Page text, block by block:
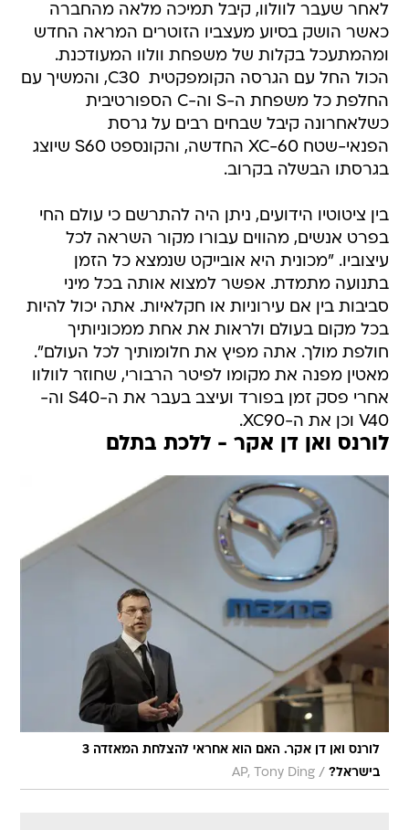
לאחר שעבר לוולוו, קיבל תמיכה מלאה מהחברה
כאשר הושק בסיוע מעצביו הזוטרים המראה החדש
ומהמתעכל בקלות של משפחת וולוו המעודכנת.
הכול החל עם הגרסה הקומפקטית  C30, והמשיך עם
החלפת כל משפחת ה-S וה-C הספורטיבית
כשלאחרונה קיבל שבחים רבים על גרסת
הפנאי-שטח XC-60 החדשה, והקונספט S60 שיוצג
בגרסתו הבשלה בקרוב.
בין ציטוטיו הידועים, ניתן היה להתרשם כי עולם החי 
בפרט אנשים, מהווים עבורו מקור השראה לכל
עיצוביו. "מכונית היא אובייקט שנמצא כל הזמן
בתנועה מתמדת. אפשר למצוא אותה בכל מיני
סביבות בין אם עירוניות או חקלאיות. אתה יכול להיות
בכל מקום בעולם ולראות את אחת ממכוניותיך
חולפת מולך. אתה מפיץ את חלומותיך לכל העולם".
מאטין מפנה את מקומו לפיטר הרבורי, שחוזר לוולוו
אחרי פסק זמן בפורד ועיצב בעבר את ה-S40 וה-
V40 וכן את ה-XC90.
לורנס ואן דן אקר - ללכת בתלם
לורנס ואן דן אקר. האם הוא אחראי להצלחת המאזדה 3
בישראל? /
AP, Tony Ding